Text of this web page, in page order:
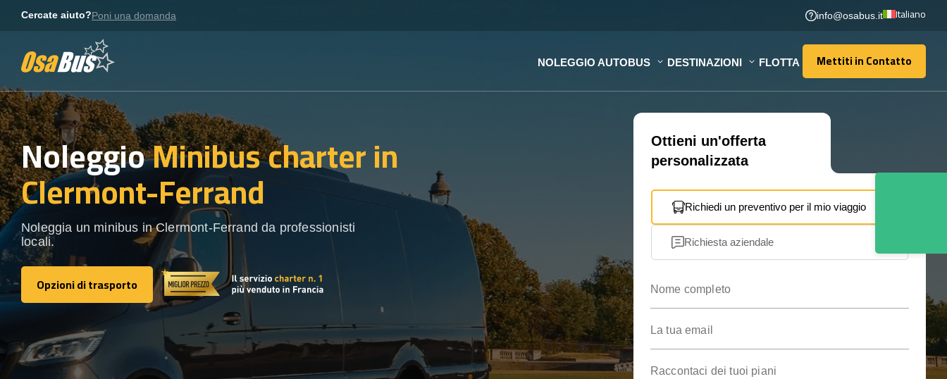
Cercate aiuto?Poni una domanda info@osabus.it Italiano
NOLEGGIO AUTOBUS DESTINAZIONI FLOTTA Mettiti in Contatto
Mettiti in Contatto
NoleggioMinibus charterin
Clermont-Ferrand
Noleggia un minibus in Clermont-Ferrand da professionisti
locali.
Opzioni di trasporto
Opzioni di trasporto
Ottieni un'offerta
personalizzata
Richiedi un preventivo per il mio viaggio
Richiesta aziendale